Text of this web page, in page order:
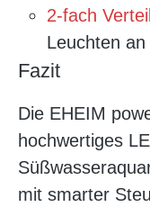
2-fach
Leuchten an
Fazit
Die EHEIM
hochwertiges
mit smarter